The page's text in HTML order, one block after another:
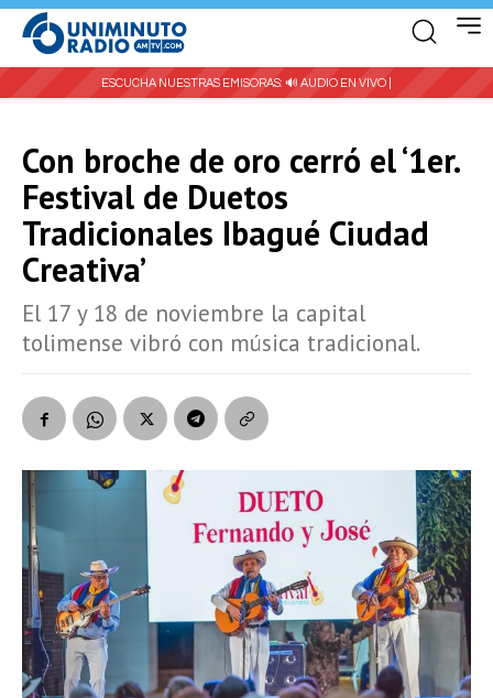
ESCUCHA NUESTRAS EMISORAS: 🔊 AUDIO EN VIVO |
Con broche de oro cerró el ‘1er.
Festival de Duetos
Tradicionales Ibagué Ciudad
Creativa’
El 17 y 18 de noviembre la capital
tolimense vibró con música tradicional.